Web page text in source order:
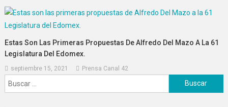
Estas Son Las Primeras Propuestas De Alfredo Del Mazo A La 61
Legislatura Del Edomex.
septiembre 15, 2021 Prensa Canal 42
Buscar: